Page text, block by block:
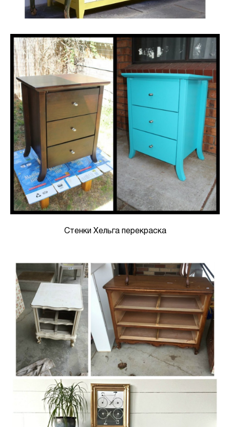
Стенки Хельга перекраска